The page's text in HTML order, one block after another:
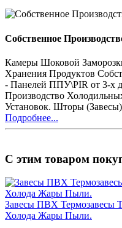
Собственное
Камеры Шоковой
Хранения Продуктов
- Панелей ППУ\PIR от 3-х
Производство
Установок. Шторы
Подробнее...
С этим товаром
Завесы ПВХ Термозавесы
Холода Жары Пыли.